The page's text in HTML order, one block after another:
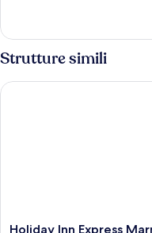
Club
Strutture simili
Holiday
Holiday Inn Express
Holiday Inn Express Marne